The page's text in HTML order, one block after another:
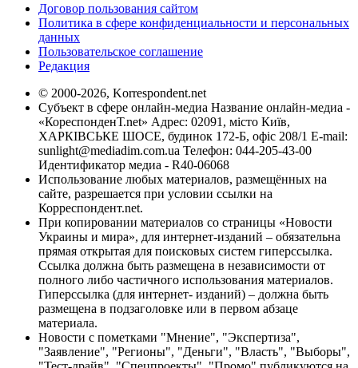
Договор пользования сайтом
Политика в сфере конфиденциальности и персональных
данных
Пользовательское соглашение
Редакция
© 2000-2026, Korrespondent.net
Субъект в сфере онлайн-медиа Название онлайн-медиа -
«КореспонденТ.net» Адрес: 02091, місто Київ,
ХАРКІВСЬКЕ ШОСЕ, будинок 172-Б, офіс 208/1 E-mail:
sunlight@mediadim.com.ua Телефон: 044-205-43-00
Идентификатор медиа - R40-06068
Использование любых материалов, размещённых на
сайте, разрешается при условии ссылки на
Корреспондент.net.
При копировании материалов со страницы «Новости
Украины и мира», для интернет-изданий – обязательна
прямая открытая для поисковых систем гиперссылка.
Ссылка должна быть размещена в независимости от
полного либо частичного использования материалов.
Гиперссылка (для интернет- изданий) – должна быть
размещена в подзаголовке или в первом абзаце
материала.
Новости с пометками "Мнение", "Экспертиза",
"Заявление", "Регионы", "Деньги", "Власть", "Выборы",